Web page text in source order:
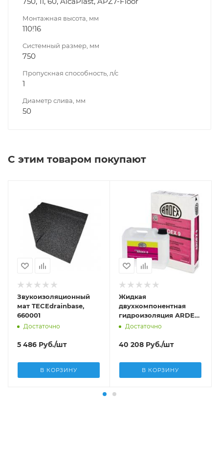
Монтажная высота, мм
110!16
Системный размер, мм
750
Пропускная способность, л/с
1
Диаметр слива, мм
50
С этим товаром покупают
Звукоизоляционный
мат TECEdrainbase,
660001
Достаточно
5 486 Руб./шт
В КОРЗИНУ
Жидкая
двухкомпонентная
гидроизоляция ARDEX
(25кг). Готовое
Достаточно
40 208 Руб./шт
В КОРЗИНУ